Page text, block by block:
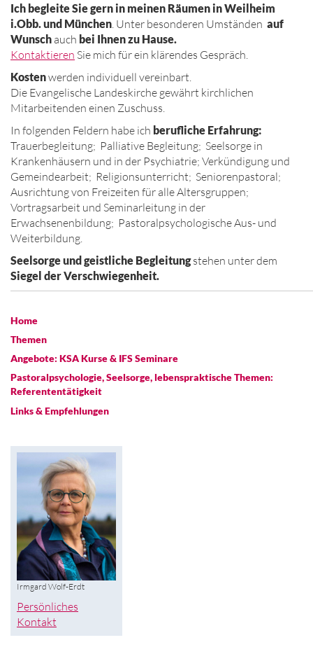
Ich begleite Sie gern in meinen Räumen in Weilheim
i.Obb. und München . Unter besonderen Umständen auf
Wunsch auch bei Ihnen zu Hause.
Kontaktieren Sie mich für ein klärendes Gespräch.
Kostenwerden individuell vereinbart.
Die Evangelische Landeskirche gewährt kirchlichen
Mitarbeitenden einen Zuschuss.
In folgenden Feldern habe ich berufliche Erfahrung:
Trauerbegleitung; Palliative Begleitung; Seelsorge in
Krankenhäusern und in der Psychiatrie; Verkündigung und
Gemeindearbeit; Religionsunterricht; Seniorenpastoral;
Ausrichtung von Freizeiten für alle Altersgruppen;
Vortragsarbeit und Seminarleitung in der
Erwachsenenbildung; Pastoralpsychologische Aus- und
Weiterbildung.
Seelsorge und geistliche Begleitungstehen unter dem
Siegel der Verschwiegenheit.
Home
Themen
Angebote: KSA Kurse & IFS Seminare
Pastoralpsychologie, Seelsorge, lebenspraktische Themen:
Referententätigkeit
Links & Empfehlungen
Irmgard Wolf-Erdt
Persönliches
Kontakt